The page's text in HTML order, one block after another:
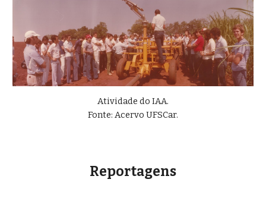
Atividade do IAA.
Fonte: Acervo UFSCar.
Reportagens